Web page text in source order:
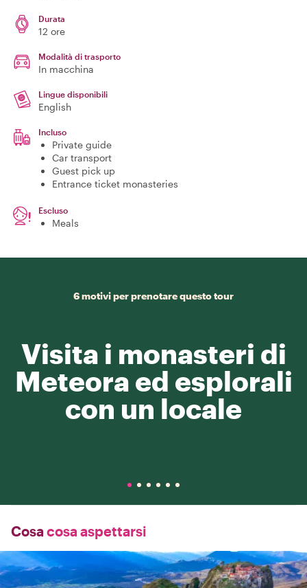
Durata
12 ore
Modalità di trasporto
In macchina
Lingue disponibili
English
Incluso
Private guide
Car transport
Guest pick up
Entrance ticket monasteries
Escluso
Meals
6 motivi per prenotare questo tour
Visita i monasteri di
Meteora ed esplorali
con un locale
Cosa cosa aspettarsi